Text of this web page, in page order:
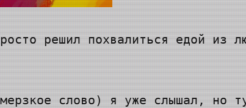
решил похвалиться едой из
мерзкое слово) я уже слышал, но